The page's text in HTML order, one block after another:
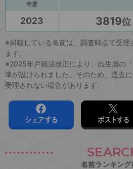
年度
2023 3819位
※掲載している名前は、調査時点で受理
ます。
※2025年戸籍法改正により、出生届の
準が設けられました。そのため、過去
受理されない場合があります。
シェアする ポストする
名前ランキング